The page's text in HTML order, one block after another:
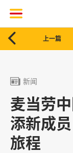
 上一篇
 新闻
麦当劳
添新成
旅程